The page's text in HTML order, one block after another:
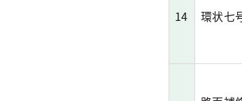
14 環状七